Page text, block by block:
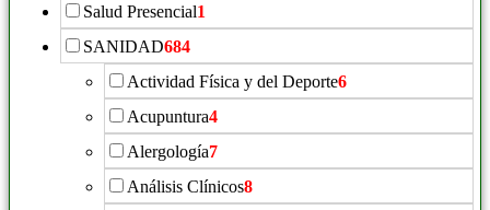
Salud Presencial1
SANIDAD684
Actividad Física y del Deporte6
Acupuntura4
Alergología7
Análisis Clínicos8